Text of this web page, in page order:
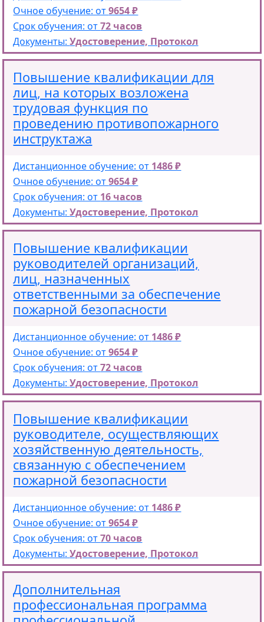
Очное обучение: от9654 ₽
Срок обучения: от72 часов
Документы:Удостоверение, Протокол
Повышение квалификации для
лиц, на которых возложена
трудовая функция по
проведению противопожарного
инструктажа
Дистанционное обучение: от 1486 ₽
Очное обучение: от9654 ₽
Срок обучения: от 16 часов
Документы:Удостоверение, Протокол
Повышение квалификации
руководителей организаций,
лиц, назначенных
ответственными за обеспечение
пожарной безопасности
Дистанционное обучение: от 1486 ₽
Очное обучение: от9654 ₽
Срок обучения: от72 часов
Документы:Удостоверение, Протокол
Повышение квалификации
руководителе, осуществляющих
хозяйственную деятельность,
связанную с обеспечением
пожарной безопасности
Дистанционное обучение: от 1486 ₽
Очное обучение: от9654 ₽
Срок обучения: от70 часов
Документы:Удостоверение, Протокол
Дополнительная
профессиональная программа